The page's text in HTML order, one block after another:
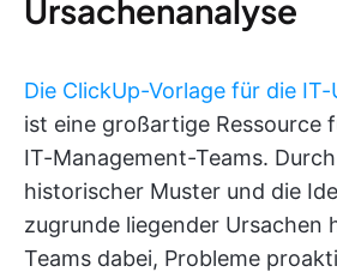
Ursachenanalyse
Die ClickUp-Vorlage für die
ist eine großartige Ressource
IT-Management-Teams.
historischer Muster und die
zugrunde liegender Ursachen
Teams dabei, Probleme